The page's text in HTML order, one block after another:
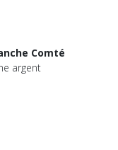
Comté
argent